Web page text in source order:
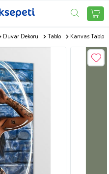
Duvar Dekoru Tablo Kanvas Tablo